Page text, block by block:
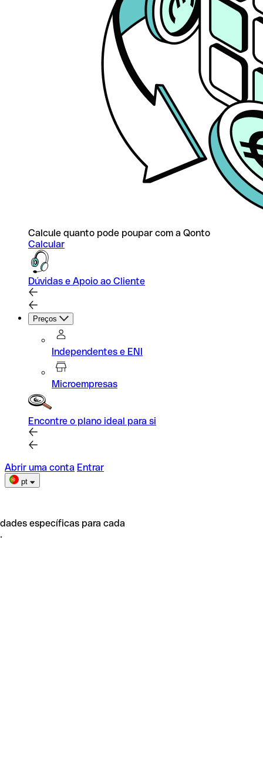
Calcule quanto pode poupar com a Qonto
Calcular
Dúvidas e Apoio ao Cliente
Preços
Independentes e ENI
Microempresas
Encontre o plano ideal para si
Abrir uma conta Entrar
pt
específicas para cada